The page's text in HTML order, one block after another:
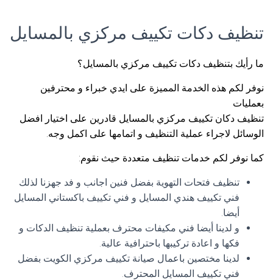
تنظيف دكات تكييف مركزي بالمسايل
ما رأيك بتنظيف دكات تكييف مركزي بالمسايل؟
نوفر لكم هذه الخدمة المميزة على ايدي خبراء و محترفين
بعمليات
تنظيف دكان تكييف مركزي بالمسايل قادرين على اختيار افضل
الوسائل لاجراء عملية التنظيف و اتمامها على اكمل وجه.
كما نوفر لكم خدمات تنظيف متعددة حيث نقوم:
تنظيف فتحات التهوية بفضل فنين اجانب و فد جهزنا لذلك
فني تكييف هندي المسايل و فني تكييف باكستاني المسايل
أيضا.
و لدينا أيضا فني مكيفات محترف بعملية تنظيف الدكات و
فكها و اعادة تركيبها باحترافية عالية.
لدينا مختصين باعمال صيانة تكييف مركزي الكويت بفضل
فني تكييف المسايل المحترف.